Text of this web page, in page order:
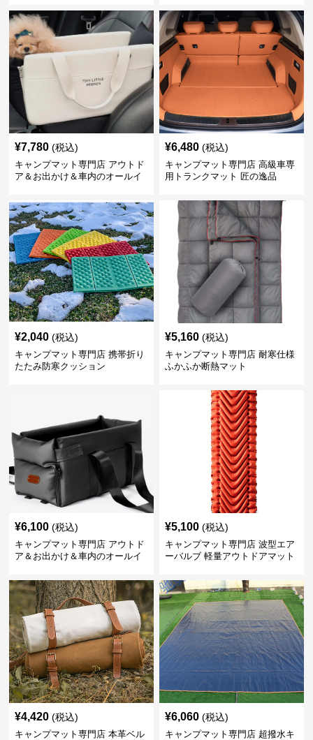
¥7,780 (税込)
キャンプマット専門店 アウトド
ア＆お出かけ＆車内のオールイ
¥6,480 (税込)
キャンプマット専門店 高級車専
用トランクマット 匠の逸品
¥2,040 (税込)
キャンプマット専門店 携帯折り
たたみ防寒クッション
¥5,160 (税込)
キャンプマット専門店 耐寒仕様
ふかふか断熱マット
¥6,100 (税込)
キャンプマット専門店 アウトド
ア＆お出かけ＆車内のオールイ
¥5,100 (税込)
キャンプマット専門店 波型エア
ーバルブ 軽量アウトドアマット
¥4,420 (税込)
キャンプマット専門店 本革ベル
¥6,060 (税込)
キャンプマット専門店 超撥水キ